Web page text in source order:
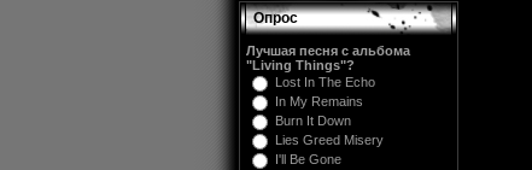
Опрос
Лучшая песня с альбома
"Living Things"?
Lost In The Echo
In My Remains
Burn It Down
Lies Greed Misery
I'll Be Gone